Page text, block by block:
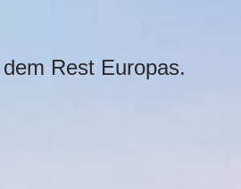
Rest Europas.